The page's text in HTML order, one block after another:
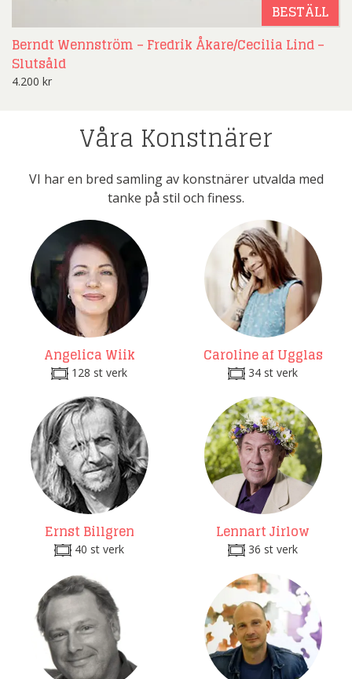
BESTÄLL
Berndt Wennström – Fredrik Åkare/Cecilia Lind –
Slutsåld
4.200 kr
Våra Konstnärer
VI har en bred samling av konstnärer utvalda med
tanke på stil och finess.
Angelica Wiik
128 st verk
Caroline af Ugglas
34 st verk
Ernst Billgren
40 st verk
Lennart Jirlow
36 st verk